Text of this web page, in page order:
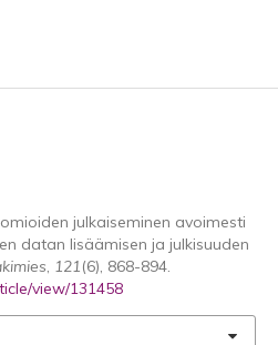
julkaiseminen avoimesti
datan lisäämisen ja julkisuuden
, 121(6), 868-894.
view/131458